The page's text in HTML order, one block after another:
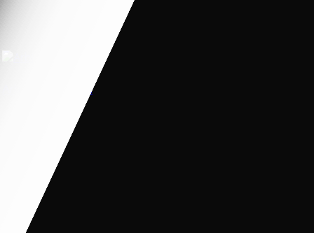
Arbi Mong Manh